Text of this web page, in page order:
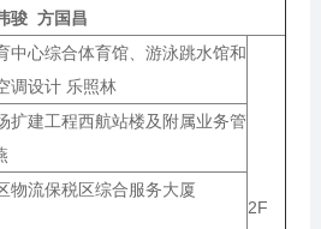
骏 方国昌
中心综合体育馆、游泳跳水馆和
调设计 乐照林
2F
扩建工程西航站楼及附属业务管
区物流保税区综合服务大厦